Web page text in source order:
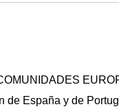
de España y de